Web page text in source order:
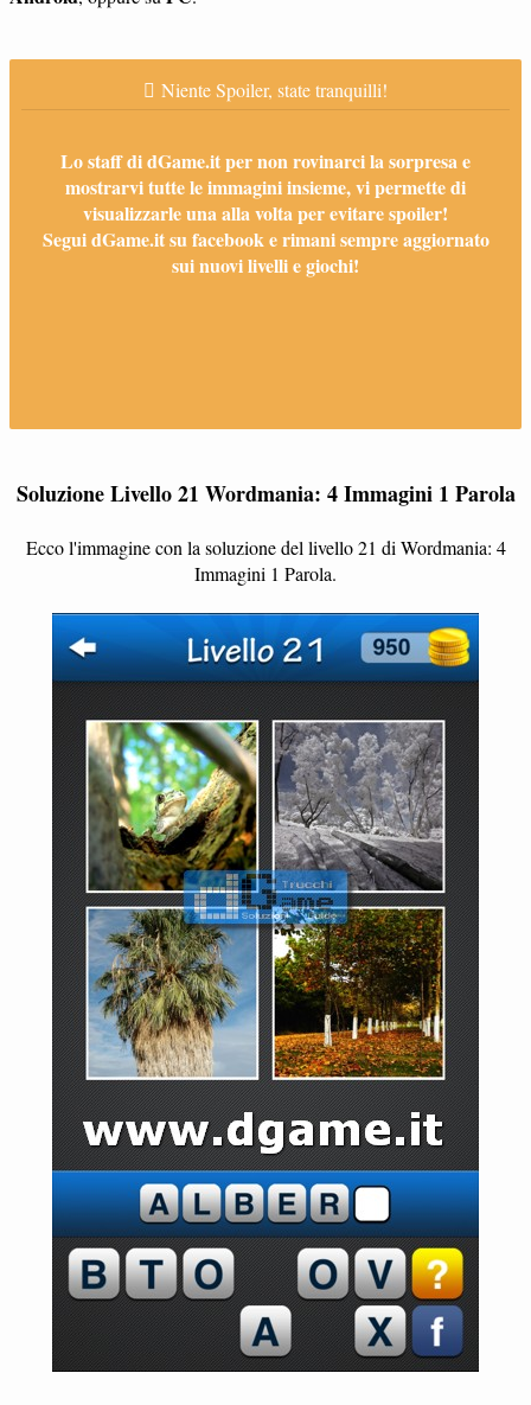
Niente Spoiler, state tranquilli!
Lo staff di dGame.it per non rovinarci la sorpresa e
mostrarvi tutte le immagini insieme, vi permette di
visualizzarle una alla volta per evitare spoiler!
Segui dGame.it su facebook e rimani sempre aggiornato
sui nuovi livelli e giochi!
Soluzione Livello 21 Wordmania: 4 Immagini 1 Parola
Ecco l'immagine con la soluzione del livello 21 di Wordmania: 4
Immagini 1 Parola.